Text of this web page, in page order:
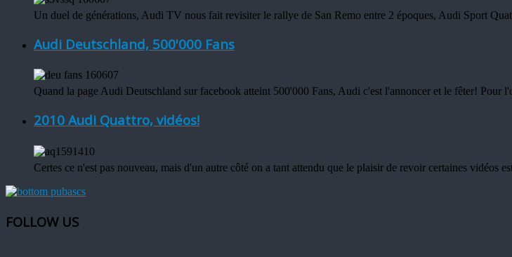
Un duel de générations, Audi TV nous fait revisiter le rallye de San Remo entre 2 époques, Audi Sport
Audi Deutschland, 500'000 Fans
Quand la page Audi Deutschland sur facebook atteint 500'000 Fans, Audi c'est l'annoncer et le fêter! Pour
2010 Audi Quattro, vidéos!
Certes ce n'est pas nouveau, mais d'un autre côté on a tant attendu que le plaisir de revoir certaines vidéos
FOLLOW US